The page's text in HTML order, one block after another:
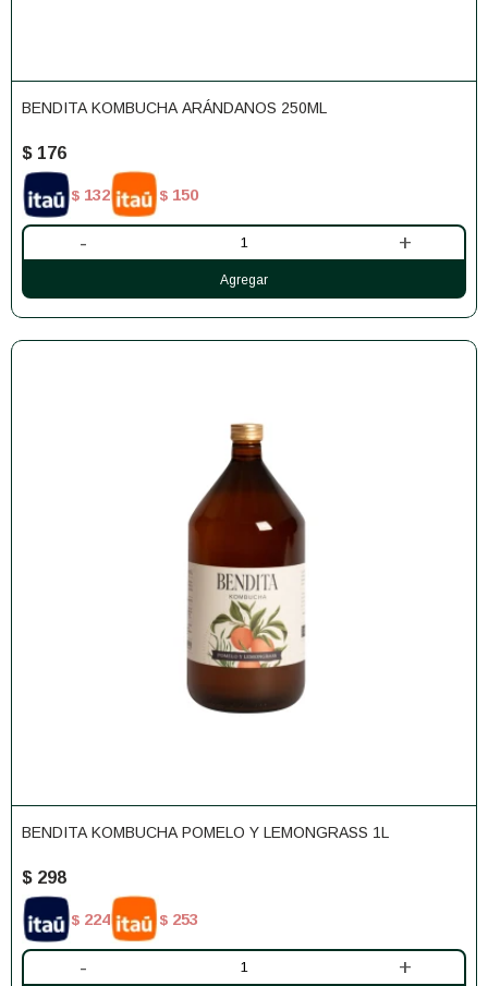
BENDITA KOMBUCHA ARÁNDANOS 250ML
$ 176
$ 132 $ 150
- +
BENDITA KOMBUCHA POMELO Y LEMONGRASS 1L
$ 298
$ 224 $ 253
- +